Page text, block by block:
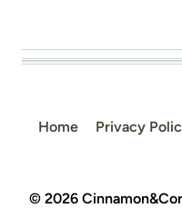
Home Privacy
© 2026